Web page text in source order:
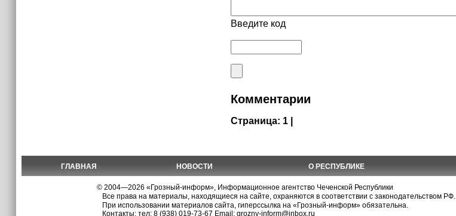
Введите код
Комментарии
Страница: 1 |
ГЛАВНАЯ НОВОСТИ О РЕСПУБЛИКЕ
© 2004—2026 «Грозный-информ», Информационное агентство Чеченской Республики
Все права на материалы, находящиеся на сайте, охраняются в соответствии с законодательством РФ.
При использовании материалов сайта, гиперссылка на «Грозный-информ» обязательна.
Контакты: тел: 8 (938) 019-73-67 Email: grozny-inform@inbox.ru